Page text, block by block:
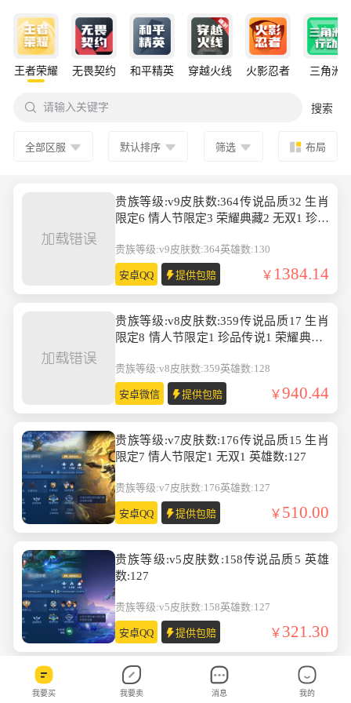
王者荣耀 无畏契约 和平精英 穿越火线 火影忍者 三角洲
 请输入关键字 搜索
全部区服 默认排序 筛选 布局
贵族等级:v9皮肤数:364传说品质32 生肖
限定6 情人节限定3 荣耀典藏2 无双1 珍品
贵族等级:v9皮肤数:364英雄数:130
安卓QQ 提供包赔 1384.14
贵族等级:v8皮肤数:359传说品质17 生肖
限定8 情人节限定1 珍品传说1 荣耀典藏1
贵族等级:v8皮肤数:359英雄数:128
安卓微信 提供包赔 940.44
贵族等级:v7皮肤数:176传说品质15 生肖
限定7 情人节限定1 无双1 英雄数:127
贵族等级:v7皮肤数:176英雄数:127
安卓QQ 提供包赔 510.00
贵族等级:v5皮肤数:158传说品质5 英雄
数:127
贵族等级:v5皮肤数:158英雄数:127
安卓QQ 提供包赔 321.30
贵族等级:v8皮肤数:298传说品质16 珍品
传说2 生肖限定4 荣耀典藏1 英雄数:129
我要买 我要卖 消息 我的